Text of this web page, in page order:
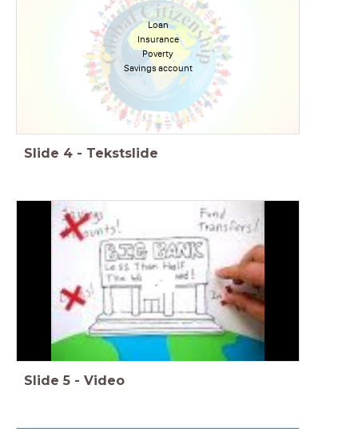
Loan
Insurance
Poverty
Savings account
Slide 4 - Tekstslide
Slide 5 - Video